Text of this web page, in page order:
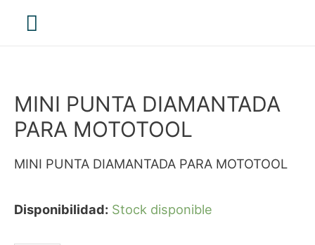
Menú
MINI PUNTA DIAMANTADA
PARA MOTOTOOL
MINI PUNTA DIAMANTADA PARA MOTOTOOL
Disponibilidad: Stock disponible